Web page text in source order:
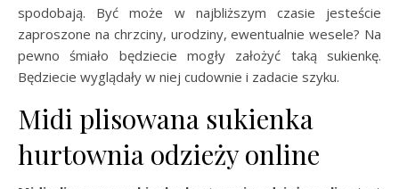
spodobają. Być może w najbliższym czasie jesteście
zaproszone na chrzciny, urodziny, ewentualnie wesele? Na
pewno śmiało będziecie mogły założyć taką sukienkę.
Będziecie wyglądały w niej cudownie i zadacie szyku.
Midi plisowana sukienka
hurtownia odzieży online